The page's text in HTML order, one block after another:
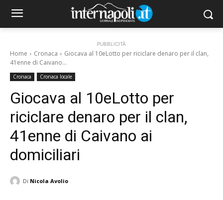
PUBBLICITÀ
Home Cronaca
Giocava al 10eLotto per riciclare denaro per il clan,
41enne di Caivano...
Cronaca Cronaca locale
Giocava al 10eLotto per
riciclare denaro per il clan,
41enne di Caivano ai
domiciliari
Di Nicola Avolio